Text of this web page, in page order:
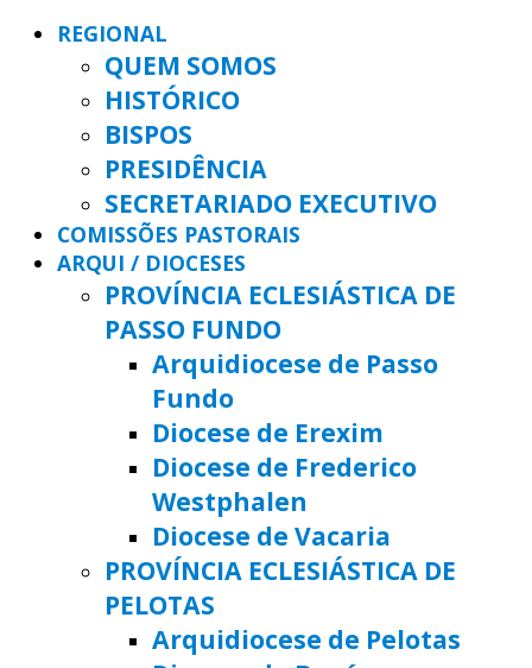
REGIONAL
QUEM SOMOS
HISTÓRICO
BISPOS
PRESIDÊNCIA
SECRETARIADO EXECUTIVO
COMISSÕES PASTORAIS
ARQUI / DIOCESES
PROVÍNCIA ECLESIÁSTICA DE
PASSO FUNDO
Arquidiocese de Passo
Fundo
Diocese de Erexim
Diocese de Frederico
Westphalen
Diocese de Vacaria
PROVÍNCIA ECLESIÁSTICA DE
PELOTAS
Arquidiocese de Pelotas